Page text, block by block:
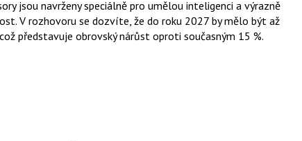
jsou navrženy speciálně pro umělou inteligenci a výrazně
V rozhovoru se dozvíte, že do roku 2027 by mělo být až
představuje obrovský nárůst oproti současným 15 %.